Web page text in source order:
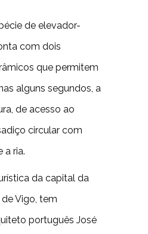
de elevador-
com dois
que permitem
alguns segundos, a
de acesso ao
circular com
a ria.
da capital da
Vigo, tem
português José